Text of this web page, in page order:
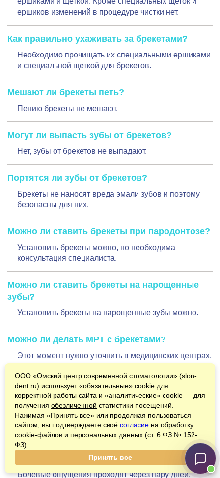
ершиков изменений в процедуре чистки нет.
Как правильно ухаживать за брекетами?
Необходимо прочищать их специальными ершиками
и специальной щеткой для брекетов.
Мешают ли брекеты петь?
Пению брекеты не мешают.
Могут ли выпасть зубы от брекетов?
Нет, зубы от брекетов не выпадают.
Портятся ли зубы от брекетов?
Брекеты не наносят вреда эмали зубов и поэтому
безопасны для них.
Можно ли ставить брекеты при пародонтозе?
Установить брекеты можно, но необходима
консультация специалиста.
Можно ли ставить брекеты на нарощенные
зубы?
Установить брекеты на нарощенные зубы можно.
Можно ли делать МРТ с брекетами?
Этот момент нужно уточнить в медицинских центрах.
Можно ли лечить зубы с брекетами?
Брекеты не являются помехой к лечению зубов,
поэтому лечить зубы не только можно, но и нужно.
Поставили брекеты, очень болят зубы, что
делать?
Это нормальная реакция после их установки.
Болевые ощущения проходят через пару дней.
ООО «Омский центр современной стоматологии» (slon-
dent.ru) использует «обязательные» cookie для
корректной работы сайта и «аналитические» cookie — для
получения обезличенной статистики посещений.
Нажимая «Принять все» или продолжая пользоваться
сайтом, вы подтверждаете своё согласие на обработку
cookie-файлов и персональных данных (ст. 6 ФЗ № 152-
ФЗ).
Принять все